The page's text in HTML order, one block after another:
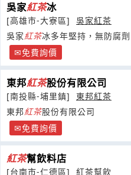
吳家紅茶冰
[高雄市-大寮區]
吳家紅茶
吳家紅茶冰多年堅持，無防腐
路走來亦是公司不變的經營
免費詢價
東邦紅茶股份有限公司
[南投縣-埔里鎮]
東邦紅茶
東邦紅茶股份有限公司
免費詢價
紅茶幫飲料店
[台南市-仁德區]
紅茶幫飲